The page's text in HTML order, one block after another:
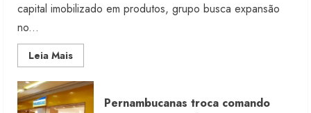
capital imobilizado em produtos, grupo busca expansão
no...
Leia MaisRead
more
Morena
Rosa
lança
Pernambucanas troca comando